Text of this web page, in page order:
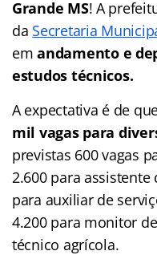
Grande MS! A
da Secretaria
emandamento e
estudos técnicos.
A expectativa é de
mil vagas para
previstas 600 vagas
2.600 para
para auxiliar de
4.200 para monitor
técnico agrícola.